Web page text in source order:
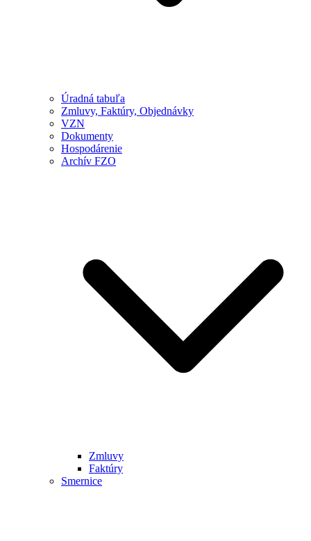
Úradná tabuľa
Zmluvy, Faktúry, Objednávky
VZN
Dokumenty
Hospodárenie
Archív FZO
Zmluvy
Faktúry
Smernice